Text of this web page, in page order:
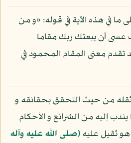
ما في هذه الآية في قوله: «و من
عسى أن يبعثك ربك مقاما
إسراء: 79 و قد تقدم معنى المقام المحمود في
ثقله من حيث التحقق بحقائقه و
إليه من الشرائع و الأحكام
ثقيل عليه(صلى الله عليه وآله